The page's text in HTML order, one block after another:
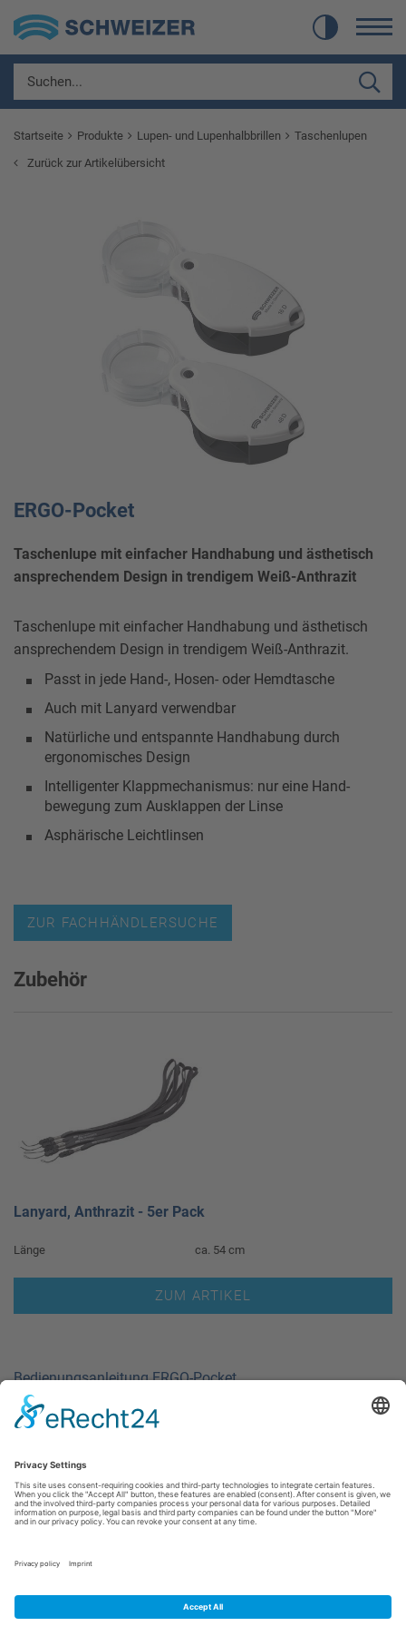
Startseite Produkte Lupen- und Lupenhalbbrillen
Taschenlupen
Zurück zur Artikelübersicht
ERGO-Pocket
Taschenlupe mit einfacher Handhabung und ästhetisch
ansprechendem Design in trendigem Weiß-Anthrazit
Taschenlupe mit einfacher Handhabung und ästhetisch
ansprechendem Design in trendigem Weiß-Anthrazit.
Passt in jede Hand-, Hosen- oder Hemdtasche
Auch mit Lanyard verwendbar
Natürliche und entspannte Handhabung durch
ergonomisches Design
Intelligenter Klappmechanismus: nur eine Hand-
bewegung zum Ausklappen der Linse
Asphärische Leichtlinsen
ZUR FACHHÄNDLERSUCHE
Zubehör
Lanyard, Anthrazit - 5er Pack
Länge ca. 54 cm
ZUM ARTIKEL
Bedienungsanleitung ERGO-Pocket
Bedienungsanleitung alle Lupen
Kontakt
AGB Impressum